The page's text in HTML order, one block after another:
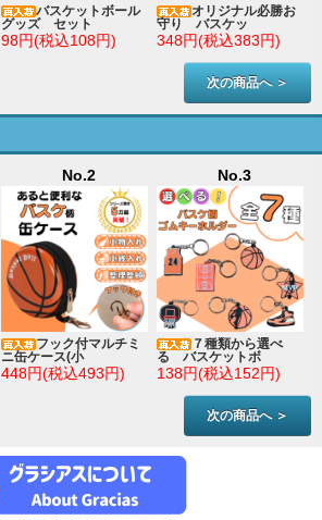
バスケットボール
グッズ セット
98円(税込108円)
オリジナル必勝お
守り バスケッ
348円(税込383円)
次の商品へ ＞
No.2
フック付マルチミ
ニ缶ケース(小
448円(税込493円)
No.3
７種類から選べ
る バスケットボ
138円(税込152円)
次の商品へ ＞